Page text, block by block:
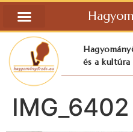
és a
IMG_6402